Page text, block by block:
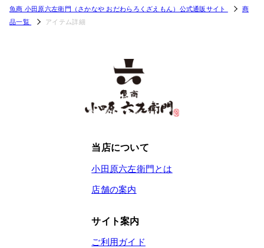
魚商 小田原六左衛門（さかなや おだわらろくざえもん）公式通販サイト
商
品一覧
アイテム詳細
当店について
小田原六左衛門とは
店舗の案内
サイト案内
ご利用ガイド